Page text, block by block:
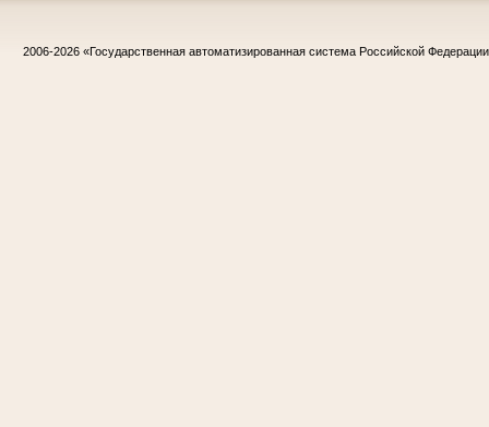
2006-2026 «Государственная автоматизированная система Российской